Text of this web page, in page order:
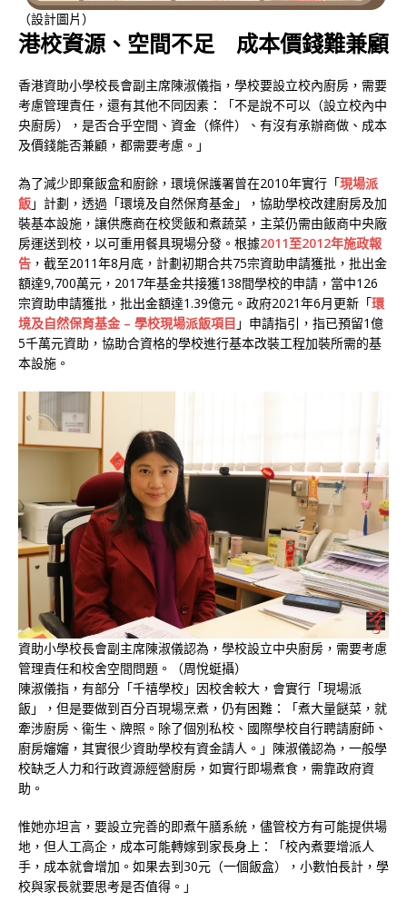
（設計圖片）
港校資源、空間不足 成本價錢難兼顧
香港資助小學校長會副主席陳淑儀指，學校要設立校內廚房，需要
考慮管理責任，還有其他不同因素：「不是說不可以（設立校內中
央廚房），是否合乎空間、資金（條件）、有沒有承辦商做、成本
及價錢能否兼顧，都需要考慮。」
為了減少即棄飯盒和廚餘，環境保護署曾在2010年實行「現場派
飯」計劃，透過「環境及自然保育基金」，協助學校改建廚房及加
裝基本設施，讓供應商在校煲飯和煮蔬菜，主菜仍需由飯商中央廠
房運送到校，以可重用餐具現場分發。根據2011至2012年施政報
告 ，截至2011年8月底，計劃初期合共75宗資助申請獲批，批出金
額達9,700萬元，2017年基金共接獲138間學校的申請，當中126
宗資助申請獲批，批出金額達1.39億元。政府2021年6月更新「環
境及自然保育基金 – 學校現場派飯項目 」申請指引，指已預留1億
5千萬元資助，協助合資格的學校進行基本改裝工程加裝所需的基
本設施。
資助小學校長會副主席陳淑儀認為，學校設立中央廚房，需要考慮
管理責任和校舍空間問題。（周悅蜓攝）
陳淑儀指，有部分「千禧學校」因校舍較大，會實行「現場派
飯」，但是要做到百分百現場烹煮，仍有困難：「煮大量餸菜，就
牽涉廚房、衞生、牌照。除了個別私校、國際學校自行聘請廚師、
廚房嬸嬸，其實很少資助學校有資金請人。」陳淑儀認為，一般學
校缺乏人力和行政資源經營廚房，如實行即場煮食，需靠政府資
助。
惟她亦坦言，要設立完善的即煮午膳系統，儘管校方有可能提供場
地，但人工高企，成本可能轉嫁到家長身上：「校內煮要增派人
手，成本就會增加。如果去到30元（一個飯盒），小數怕長計，學
校與家長就要思考是否值得。」